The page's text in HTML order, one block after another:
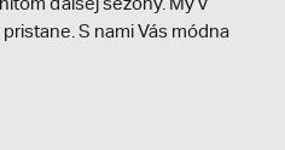
S nami Vás módna